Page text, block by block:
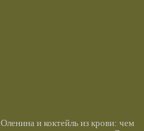
Оленина и коктейль из крови: чем